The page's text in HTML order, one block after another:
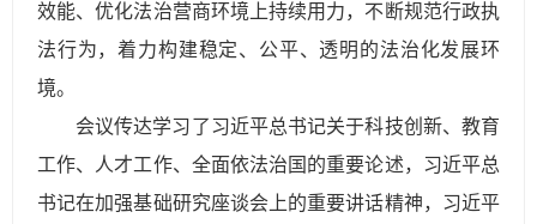
效能、优化法治营商环境上持续用力，不断规范行政执
法行为，着力构建稳定、公平、透明的法治化发展环
境。
会议传达学习了习近平总书记关于科技创新、教育
工作、人才工作、全面依法治国的重要论述，习近平总
书记在加强基础研究座谈会上的重要讲话精神，习近平